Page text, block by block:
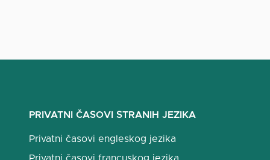
PRIVATNI ČASOVI STRANIH JEZIKA
Privatni časovi engleskog jezika